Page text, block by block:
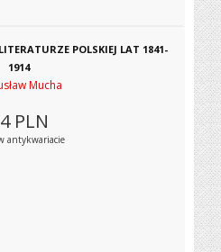
POLSKIEJ LAT 1841-
1914
Mucha
PLN
antykwariacie